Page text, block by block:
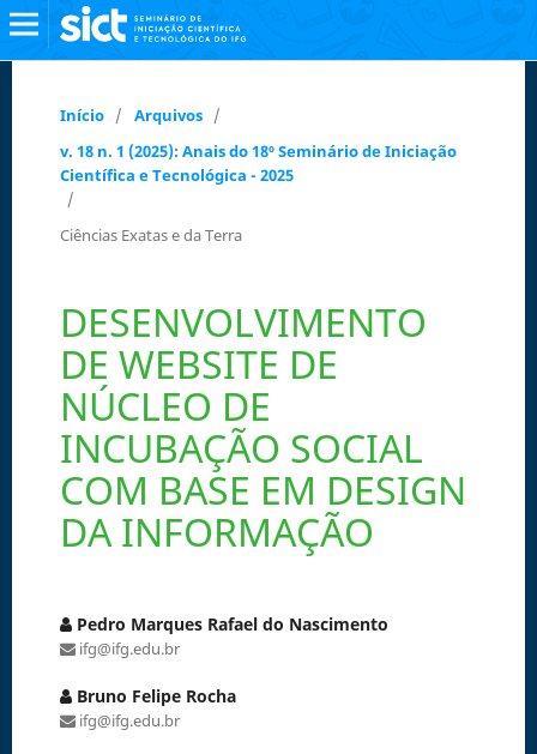
Início / Arquivos /
v. 18 n. 1 (2025): Anais do 18º Seminário de Iniciação
Científica e Tecnológica - 2025
/
Ciências Exatas e da Terra
DESENVOLVIMENTO
DE WEBSITE DE
NÚCLEO DE
INCUBAÇÃO SOCIAL
COM BASE EM DESIGN
DA INFORMAÇÃO
Pedro Marques Rafael do Nascimento
ifg@ifg.edu.br
Bruno Felipe Rocha
ifg@ifg.edu.br